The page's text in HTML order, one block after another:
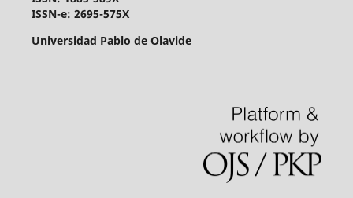
ISSN-e: 2695-575X
Universidad Pablo de Olavide